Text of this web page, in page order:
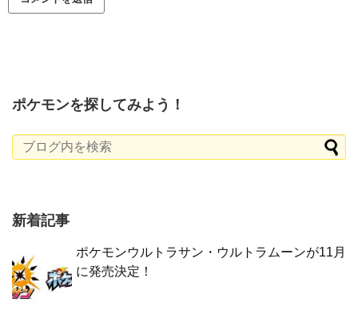
ポケモンを探してみよう！
新着記事
ポケモンウルトラサン・ウルトラムーンが11月
に発売決定！